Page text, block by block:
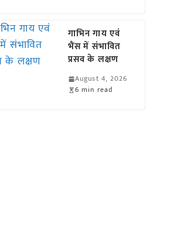
गाभिन गाय एवं
भैंस में संभावित
प्रसव के लक्षण
August 4, 2026
6 min read